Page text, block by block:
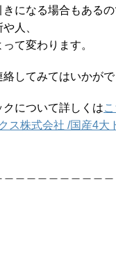
きになる場合もある
人、
て変わります。
してみてはいかがで
について詳しくは
ス株式会社 /国産4大